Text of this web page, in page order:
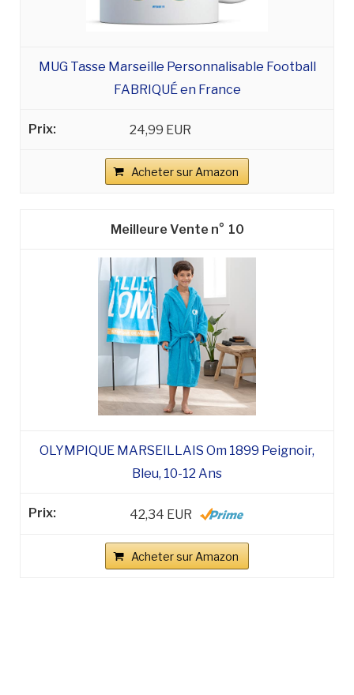
MUG Tasse Marseille Personnalisable Football
FABRIQUÉ en France
24,99 EUR
Acheter sur Amazon
10
OLYMPIQUE MARSEILLAIS Om 1899 Peignoir,
Bleu, 10-12 Ans
42,34 EUR
Acheter sur Amazon